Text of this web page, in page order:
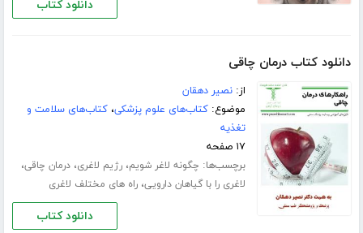
دانلود کتاب
دانلود کتاب درمان چاقی
از:نصیر دهقان
موضوع:کتاب‌های علوم پزشکی،کتاب‌های سلامت و
تغذیه
۱۷ صفحه
برچسب‌ها: چگونه لاغر شویم،رژیم لاغری،درمان چاقی،
لاغری را با گیاهان دارویی،راه های مختلف لاغری
دانلود کتاب